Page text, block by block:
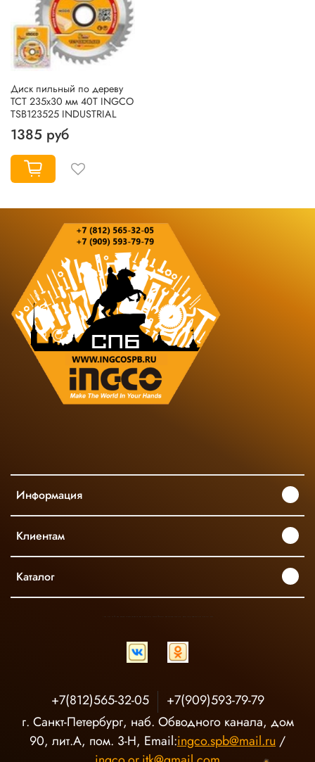
Диск пильный по дереву
TCT 235х30 мм 40Т INGCO
TSB123525 INDUSTRIAL
1385 руб
Информация
Клиентам
Каталог
+7(812)565-32-05
+7(909)593-79-79
г. Санкт-Петербург, наб. Обводного канала, дом
90, лит.А, пом. 3-Н, Email:ingco.spb@mail.ru/